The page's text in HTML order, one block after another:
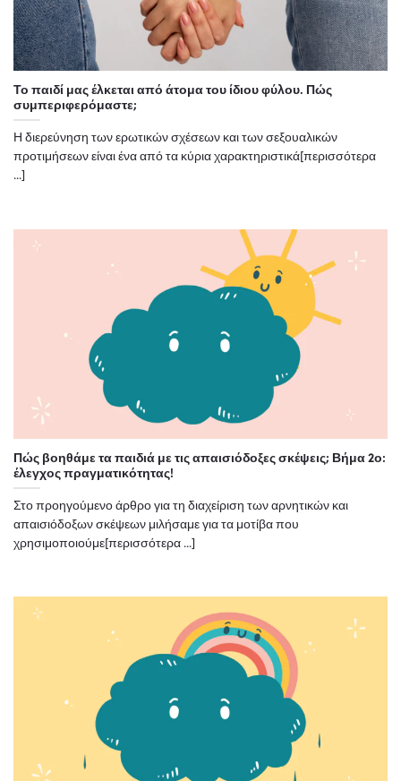
Το παιδί μας έλκεται από άτομα του ίδιου φύλου. Πώς
συμπεριφερόμαστε;
Η διερεύνηση των ερωτικών σχέσεων και των σεξουαλικών
προτιμήσεων είναι ένα από τα κύρια χαρακτηριστικά[περισσότερα
...]
Πώς βοηθάμε τα παιδιά με τις απαισιόδοξες σκέψεις; Βήμα 2ο:
έλεγχος πραγματικότητας!
Στο προηγούμενο άρθρο για τη διαχείριση των αρνητικών και
απαισιόδοξων σκέψεων μιλήσαμε για τα μοτίβα που
χρησιμοποιούμε[περισσότερα ...]